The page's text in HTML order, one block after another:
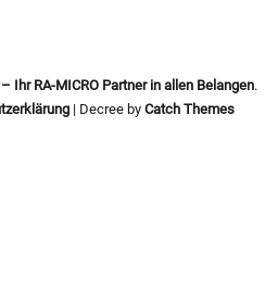
Ihr RA-MICRO Partner in allen Belangen.
| Decree by Catch Themes